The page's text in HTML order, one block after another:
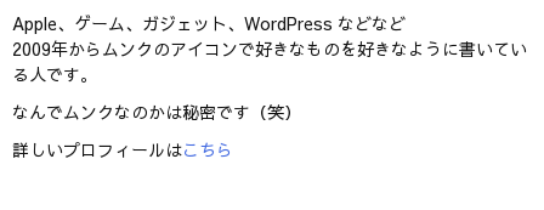
Apple、ゲーム、ガジェット、WordPress などなど
2009年からムンクのアイコンで好きなものを好きなように書いてい
る人です。
なんでムンクなのかは秘密です（笑）
詳しいプロフィールはこちら